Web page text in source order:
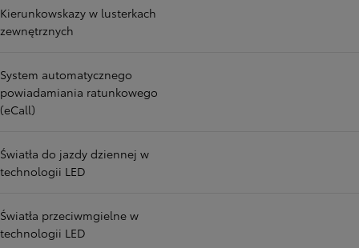
Kierunkowskazy w lusterkach
zewnętrznych
System automatycznego
powiadamiania ratunkowego
(eCall)
Światła do jazdy dziennej w
technologii LED
Światła przeciwmgielne w
technologii LED